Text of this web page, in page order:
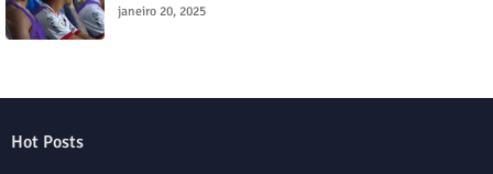
janeiro 20, 2025
Hot Posts